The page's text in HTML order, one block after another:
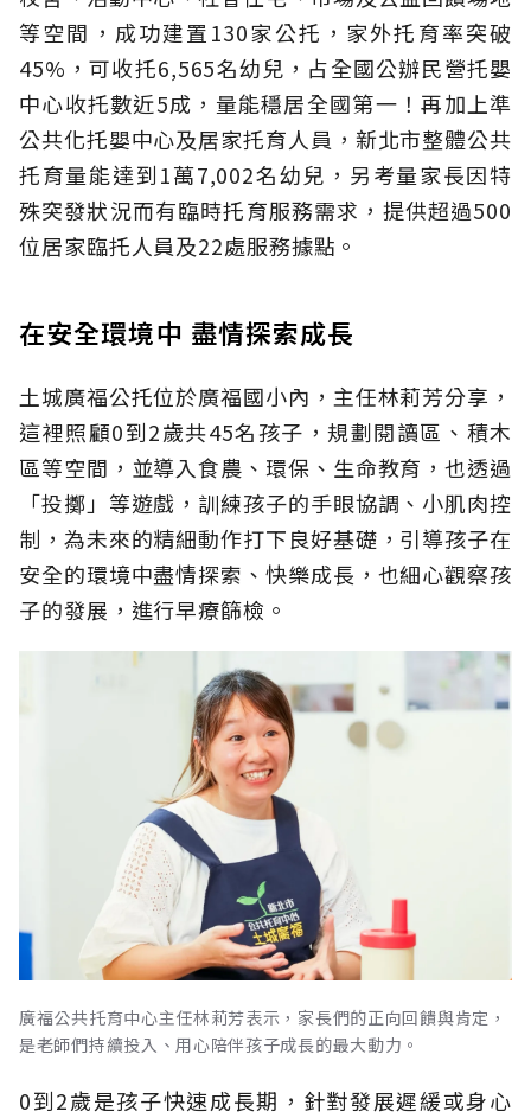
等空間，成功建置130家公托，家外托育率突破
45%，可收托6,565名幼兒，占全國公辦民營托嬰
中心收托數近5成，量能穩居全國第一！再加上準
公共化托嬰中心及居家托育人員，新北市整體公共
托育量能達到1萬7,002名幼兒，另考量家長因特
殊突發狀況而有臨時托育服務需求，提供超過500
位居家臨托人員及22處服務據點。
在安全環境中 盡情探索成長
土城廣福公托位於廣福國小內，主任林莉芳分享，
這裡照顧0到2歲共45名孩子，規劃閱讀區、積木
區等空間，並導入食農、環保、生命教育，也透過
「投擲」等遊戲，訓練孩子的手眼協調、小肌肉控
制，為未來的精細動作打下良好基礎，引導孩子在
安全的環境中盡情探索、快樂成長，也細心觀察孩
子的發展，進行早療篩檢。
廣福公共托育中心主任林莉芳表示，家長們的正向回饋與肯定，
是老師們持續投入、用心陪伴孩子成長的最大動力。
0到2歲是孩子快速成長期，針對發展遲緩或身心